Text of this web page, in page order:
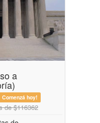
a
Comenzá hoy!
de $116362